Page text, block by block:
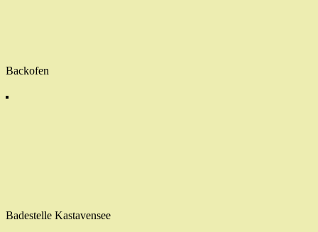
Backofen
Badestelle Kastavensee